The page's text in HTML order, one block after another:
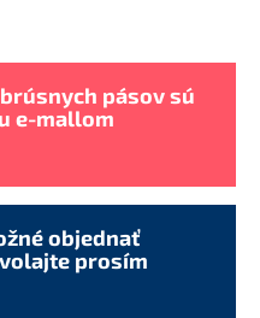
pásov sú
e-mallom
objednať
prosím